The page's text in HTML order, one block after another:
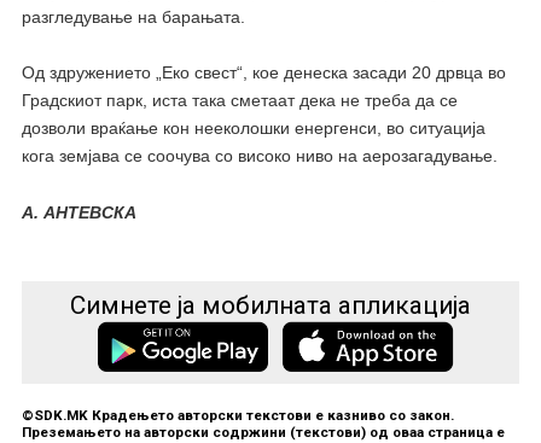
разгледување на барањата.
Од здружението „Еко свест“, кое денеска засади 20 дрвца во
Градскиот парк, иста така сметаат дека не треба да се
дозволи враќање кон нееколошки енергенси, во ситуација
кога земјава се соочува со високо ниво на аерозагадување.
А. АНТЕВСКА
Симнете ја мобилната апликација
©SDK.MK Крадењето авторски текстови е казниво со закон.
Преземањето на авторски содржини (текстови) од оваа страница е